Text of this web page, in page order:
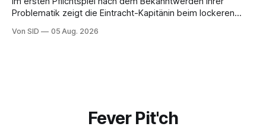
Problematik zeigt die Eintracht-Kapitänin beim lockeren
Von SID 05 Aug. 2026
Fever Pit'ch